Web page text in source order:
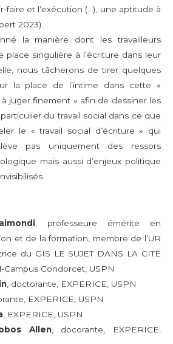
faire et l’exécution (…), une aptitude à
2023).
la manière dont les travailleurs
place singulière à l’écriture dans leur
nous tâcherons de tirer quelques
la place de l’intime dans cette «
juger finement » afin de dessiner les
du travail social dans ce que
le « travail social d’écriture » qui
pas uniquement des ressors
mais aussi d’enjeux politique
, professeure émérite en
et de la formation, membre de l’UR
du GIS LE SUJET DANS LA CITÉ
Condorcet, USPN
, doctorante, EXPERICE, USPN
EXPERICE, USPN
, EXPERICE, USPN
Allen, docorante, EXPERICE,